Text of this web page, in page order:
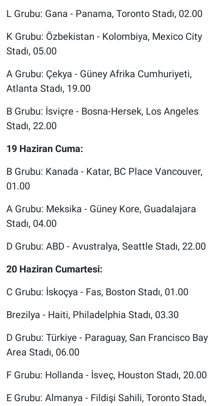
L Grubu: Gana - Panama, Toronto Stadı, 02.00
K Grubu: Özbekistan - Kolombiya, Mexico City
Stadı, 05.00
A Grubu: Çekya - Güney Afrika Cumhuriyeti,
Atlanta Stadı, 19.00
B Grubu: İsviçre - Bosna-Hersek, Los Angeles
Stadı, 22.00
19 Haziran Cuma:
B Grubu: Kanada - Katar, BC Place Vancouver,
01.00
A Grubu: Meksika - Güney Kore, Guadalajara
Stadı, 04.00
D Grubu: ABD - Avustralya, Seattle Stadı, 22.00
20 Haziran Cumartesi:
C Grubu: İskoçya - Fas, Boston Stadı, 01.00
Brezilya - Haiti, Philadelphia Stadı, 03.30
D Grubu: Türkiye - Paraguay, San Francisco Bay
Area Stadı, 06.00
F Grubu: Hollanda - İsveç, Houston Stadı, 20.00
E Grubu: Almanya - Fildişi Sahili, Toronto Stadı,